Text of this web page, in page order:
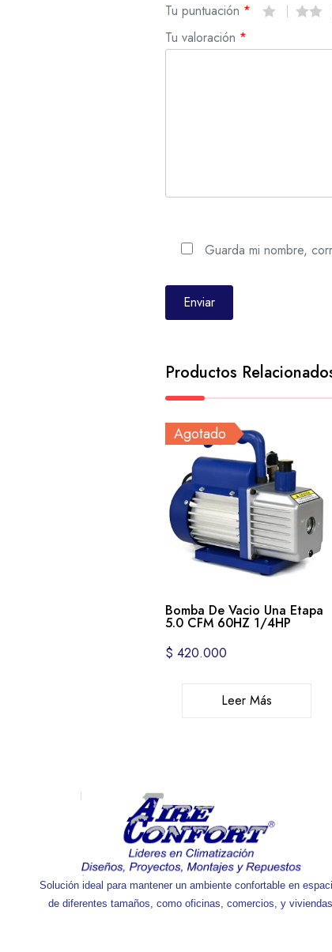
Tu puntuación *
Tu valoración *
Guarda mi nombre,
Productos
Agotado
Bomba De Vacio Una Etapa
5.0 CFM 60HZ 1/4HP
$ 420.000
Leer Más
Solución ideal para mantener un ambiente confortable en
de diferentes tamaños, como oficinas, comercios, y